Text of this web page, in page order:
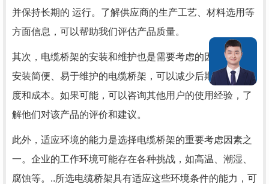
并保持长期的 运行。了解供应商的生产工艺、材料选用等
方面信息，可以帮助我们评估产品质量。
其次，电缆桥架的安装和维护也是需要考虑的因素。选择
安装简便、易于维护的电缆桥架，可以减少后期操作的难
度和成本。如果可能，可以咨询其他用户的使用经验，了
解他们对该产品的评价和建议。
此外，适应环境的能力是选择电缆桥架的重要考虑因素之
一。企业的工作环境可能存在各种挑战，如高温、潮湿、
腐蚀等。..所选电缆桥架具有适应这些环境条件的能力，可